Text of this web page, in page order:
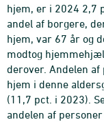
hjem, er i 2024 2,7
andel af borgere,
hjem, var 67 år og
modtog
derover. Andelen
hjem i denne
(11,7 pct. i 2023).
andelen af